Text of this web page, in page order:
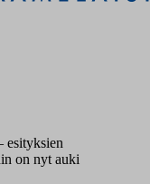
esityksien
on nyt auki